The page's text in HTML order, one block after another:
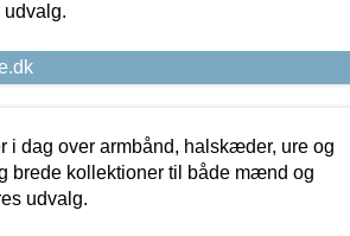
udvalg.
i dag over armbånd, halskæder, ure og
brede kollektioner til både mænd og
udvalg.